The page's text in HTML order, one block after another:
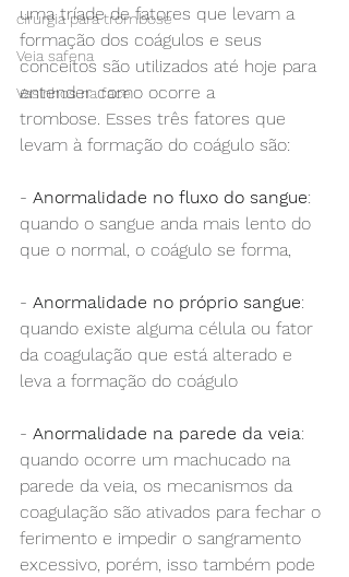
cirurgia para trombose
Veia safena
Vasinhos na face
uma tríade de fatores que levam a
formação dos coágulos e seus
conceitos são utilizados até hoje para
entender como ocorre a
trombose. Esses três fatores que
levam à formação do coágulo são:
- Anormalidade no fluxo do sangue:
quando o sangue anda mais lento do
que o normal, o coágulo se forma,
- Anormalidade no próprio sangue:
quando existe alguma célula ou fator
da coagulação que está alterado e
leva a formação do coágulo
- Anormalidade na parede da veia:
quando ocorre um machucado na
parede da veia, os mecanismos da
coagulação são ativados para fechar o
ferimento e impedir o sangramento
excessivo, porém, isso também pode